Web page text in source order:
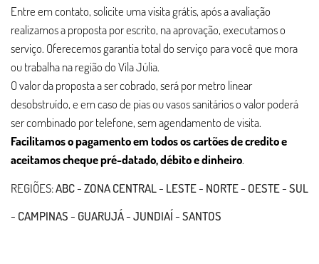
Entre em contato, solicite uma visita grátis, após a avaliação
realizamos a proposta por escrito, na aprovação, executamos o
serviço. Oferecemos garantia total do serviço para você que mora
ou trabalha na região do Vila Júlia.
O valor da proposta a ser cobrado, será por metro linear
desobstruído, e em caso de pias ou vasos sanitários o valor poderá
ser combinado por telefone, sem agendamento de visita.
Facilitamos o pagamento em todos os cartões de credito e
aceitamos cheque pré-datado, débito e dinheiro.
REGIÕES:ABC-ZONA CENTRAL- LESTE- NORTE- OESTE-SUL
- CAMPINAS- GUARUJÁ-JUNDIAÍ-SANTOS